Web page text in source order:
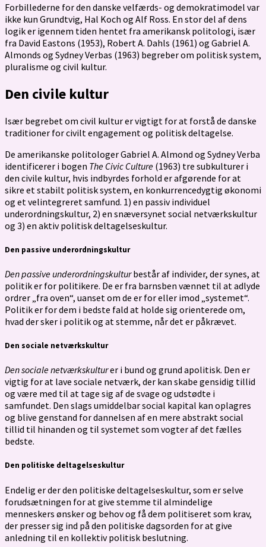
Forbillederne for den danske velfærds- og demokratimodel var
ikke kun Grundtvig, Hal Koch og Alf Ross. En stor del af dens
logik er igennem tiden hentet fra amerikansk politologi, især
fra David Eastons (1953), Robert A. Dahls (1961) og Gabriel A.
Almonds og Sydney Verbas (1963) begreber om politisk system,
pluralisme og civil kultur.
Den civile kultur
Især begrebet om civil kultur er vigtigt for at forstå de danske
traditioner for civilt engagement og politisk deltagelse.
De amerikanske politologer Gabriel A. Almond og Sydney Verba
identificerer i bogen The Civic Culture (1963) tre subkulturer i
den civile kultur, hvis indbyrdes forhold er afgørende for at
sikre et stabilt politisk system, en konkurrencedygtig økonomi
og et velintegreret samfund. 1) en passiv individuel
underordningskultur, 2) en snæversynet social netværkskultur
og 3) en aktiv politisk deltagelseskultur.
Den passive underordningskultur
Den passive underordningskulturbestår af individer, der synes, at
politik er for politikere. De er fra barnsben vænnet til at adlyde
ordrer „fra oven“, uanset om de er for eller imod „systemet“.
Politik er for dem i bedste fald at holde sig orienterede om,
hvad der sker i politik og at stemme, når det er påkrævet.
Den sociale netværkskultur
Den sociale netværkskulturer i bund og grund apolitisk. Den er
vigtig for at lave sociale netværk, der kan skabe gensidig tillid
og være med til at tage sig af de svage og udstødte i
samfundet. Den slags umiddelbar social kapital kan oplagres
og blive genstand for dannelsen af en mere abstrakt social
tillid til hinanden og til systemet som vogter af det fælles
bedste.
Den politiske deltagelseskultur
Endelig er der den politiske deltagelseskultur, som er selve
forudsætningen for at give stemme til almindelige
menneskers ønsker og behov og få dem politiseret som krav,
der presser sig ind på den politiske dagsorden for at give
anledning til en kollektiv politisk beslutning.